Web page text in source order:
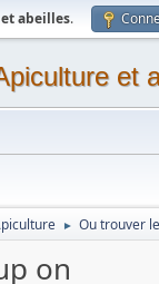
abeilles.
et
► Ou trouver
on